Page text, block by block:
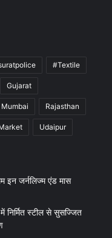
#Textile
Gujarat
Mumbai Rajasthan
Udaipur
इन जर्नलिज्म एंड मास
निर्मित स्टील से सुसज्जित